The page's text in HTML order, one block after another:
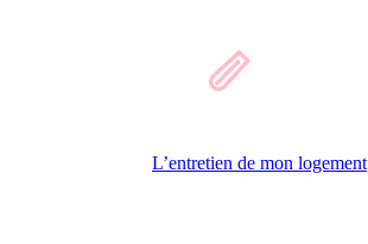
L’entretien de mon logement